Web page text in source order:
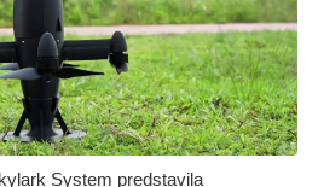
System predstavila